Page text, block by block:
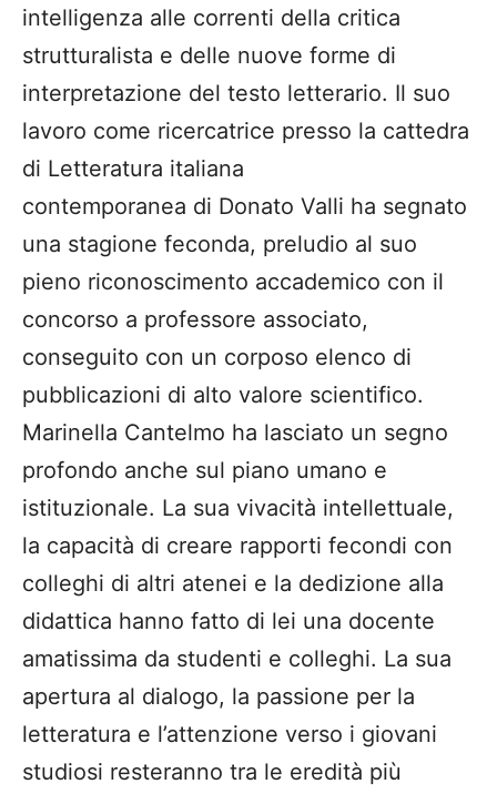
intelligenza alle correnti della critica
strutturalista e delle nuove forme di
interpretazione del testo letterario. Il suo
lavoro come ricercatrice presso la cattedra
di Letteratura italiana
contemporanea di Donato Valli ha segnato
una stagione feconda, preludio al suo
pieno riconoscimento accademico con il
concorso a professore associato,
conseguito con un corposo elenco di
pubblicazioni di alto valore scientifico.
Marinella Cantelmo ha lasciato un segno
profondo anche sul piano umano e
istituzionale. La sua vivacità intellettuale,
la capacità di creare rapporti fecondi con
colleghi di altri atenei e la dedizione alla
didattica hanno fatto di lei una docente
amatissima da studenti e colleghi. La sua
apertura al dialogo, la passione per la
letteratura e l’attenzione verso i giovani
studiosi resteranno tra le eredità più